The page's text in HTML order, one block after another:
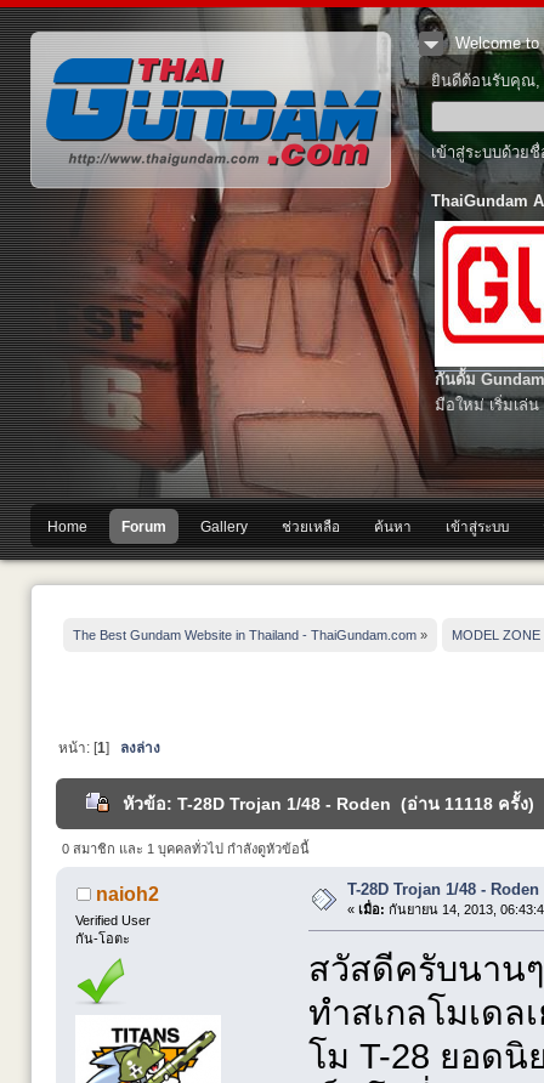
Welcome to
ยินดีต้อนรับคุณ,
เข้าสู่ระบบด้วย
ThaiGundam
กันดั้ม
มือใหม่ เริ่มเล่น
Home Forum Gallery ช่วยเหลือ ค้นหา เข้าสู่ระบบ
The Best Gundam Website in Thailand - ThaiGundam.com » MODEL ZONE
หน้า: [1] ลงล่าง
หัวข้อ: T-28D Trojan 1/48 - Roden (อ่าน 11118 ครั้ง)
0 สมาชิก และ 1 บุคคลทั่วไป กำลังดูหัวข้อนี้
naioh2
Verified User
กัน-โอตะ
T-28D Trojan 1/48 - Roden
« เมื่อ: กันยายน 14, 2013,
สวัสดีครับนาน
ทำสเกลโมเด
โม T-28 ยอดนิ